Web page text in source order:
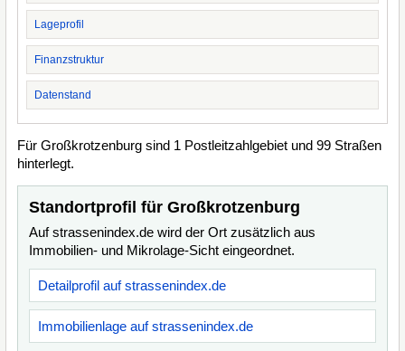
Lageprofil
Finanzstruktur
Datenstand
Für Großkrotzenburg sind 1 Postleitzahlgebiet und 99 Straßen
hinterlegt.
Standortprofil für Großkrotzenburg
Auf strassenindex.de wird der Ort zusätzlich aus
Immobilien- und Mikrolage-Sicht eingeordnet.
Detailprofil auf strassenindex.de
Immobilienlage auf strassenindex.de